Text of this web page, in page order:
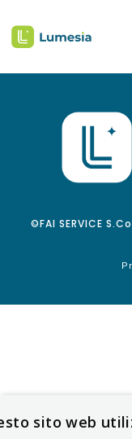
©FAI SERVICE
sito web